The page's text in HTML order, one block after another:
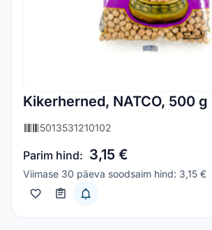
Kikerherned, NATCO, 500 g
5013531210102
Parim hind: 3,15 €
Viimase 30 päeva soodsaim hind: 3,15 €